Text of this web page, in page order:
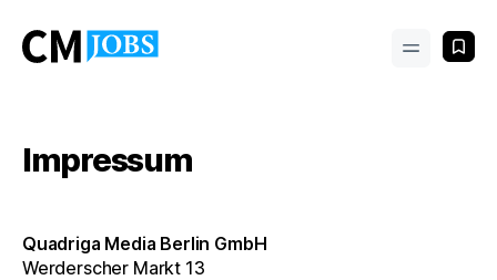
Impressum
Quadriga Media Berlin GmbH
Werderscher Markt 13